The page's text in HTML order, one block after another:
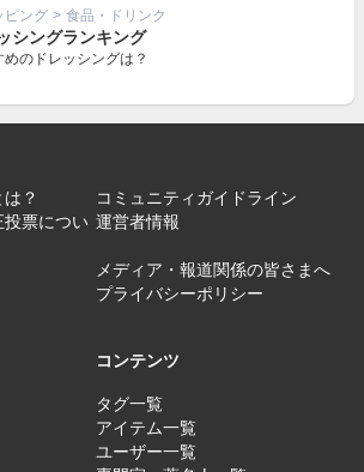
ピング > 食品・ドリンク
シングランキング
めのドレッシングは？
？
コミュニティガイドライン
投票につい 運営者情報
メディア・報道関係の皆さまへ
プライバシーポリシー
コンテンツ
タグ一覧
アイテム一覧
ユーザー一覧